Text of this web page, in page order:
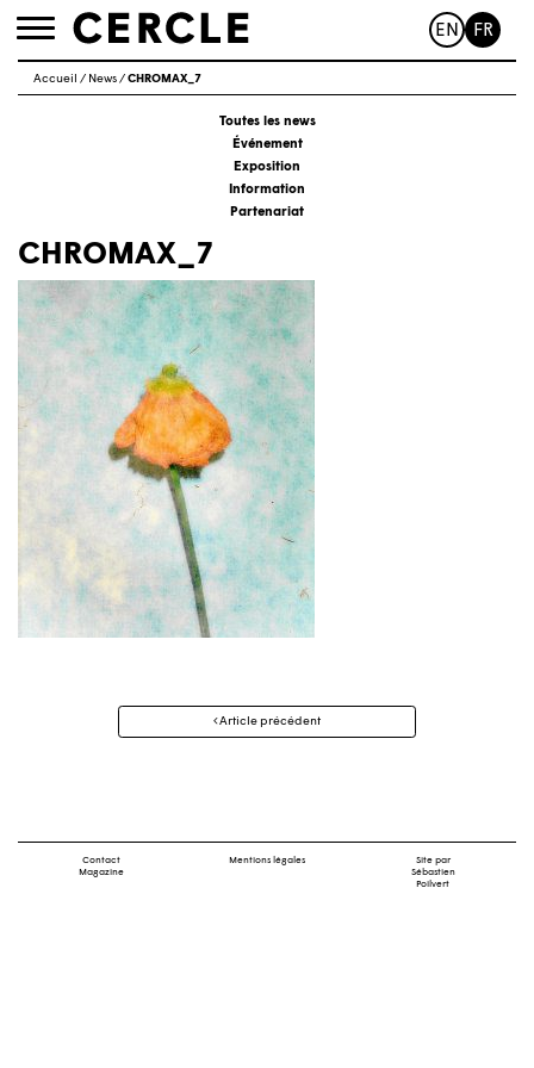
Toggle
EN FR
Accueil / News/CHROMAX_7
Toutes les news
Événement
Exposition
Information
Partenariat
CHROMAX_7
Navigation
Article précédent
Contact
Magazine
Mentions légales
Site par
Sébastien
Poilvert